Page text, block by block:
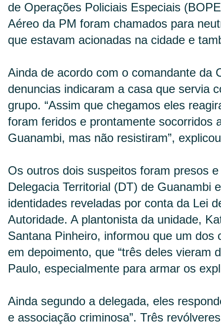
de Operações Policiais Especiais
Aéreo da PM foram chamados para
que estavam acionadas na cidade e
Ainda de acordo com o comandante da
denuncias indicaram a casa que servia
grupo. “Assim que chegamos eles
foram feridos e prontamente socorridos
Guanambi, mas não resistiram”,
Os outros dois suspeitos foram presos
Delegacia Territorial (DT) de Guanambi
identidades reveladas por conta da Lei
Autoridade. A plantonista da unidade,
Santana Pinheiro, informou que um dos
em depoimento, que “três deles vieram
Paulo, especialmente para armar os
Ainda segundo a delegada, eles
e associação criminosa”. Três